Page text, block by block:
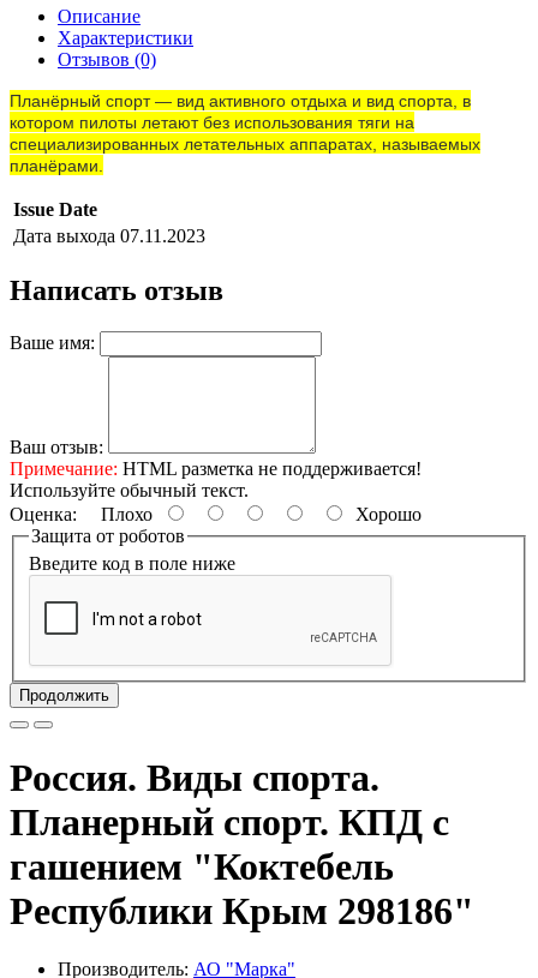
Описание
Характеристики
Отзывов (0)
Планёрный спорт— вид активного отдыха и вид спорта , в
котором пилоты летают без использования тяги на
специализированных летательных аппаратах, называемых
планёрами.
Issue Date
Дата выхода 07.11.2023
Написать отзыв
Ваше имя:
Ваш отзыв:
Примечание: HTML разметка не поддерживается!
Используйте обычный текст.
Оценка: Плохо
Хорошо
Защита от роботов
Введите код в поле ниже
Продолжить
Россия. Виды спорта.
Планерный спорт. КПД с
гашением "Коктебель
Республики Крым 298186"
Производитель: АО "Марка"